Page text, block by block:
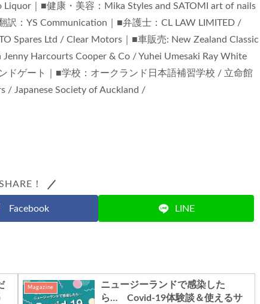
｜■健康・美容：Mika Styles and SATOMI art of nails
訳：YS Communication｜■弁護士：CL LAW LIMITED /
Spares Ltd / Clear Motors｜■車販売: New Zealand Classic
Harcourts Cooper & Co / Yuhei Umesaki Ray White
ドゲート｜■学校：オークランド日本語補習学校 / 立命館
/ Japanese Society of Auckland /
！
Facebook LINE
Magazine
ニュージーランドで感染した
ら… Covid-19体験談＆使えるサ